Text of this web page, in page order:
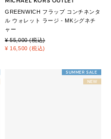
GREENWICH フラップ コンチネンタ
ル ウォレット ラージ - MKシグネチ
ャー
¥ 55,000 (税込)
¥ 16,500 (税込)
SUMMER SALE
NEW